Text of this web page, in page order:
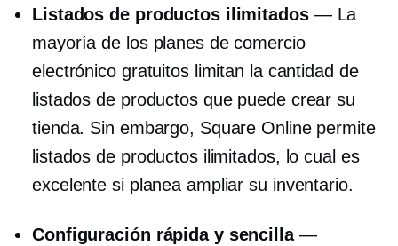
Listados de productos ilimitados— La
mayoría de los planes de comercio
electrónico gratuitos limitan la cantidad de
listados de productos que puede crear su
tienda. Sin embargo, Square Online permite
listados de productos ilimitados, lo cual es
excelente si planea ampliar su inventario.
Configuración rápida y sencilla—